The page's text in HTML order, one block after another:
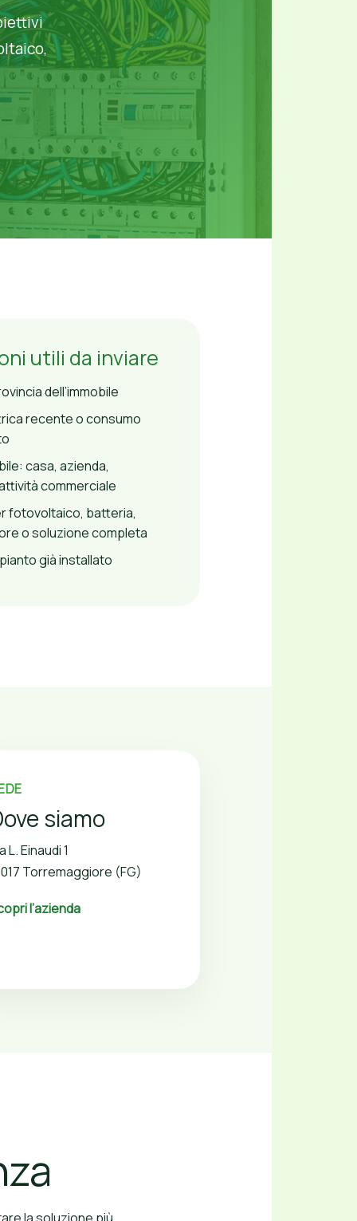
utili da inviare
dell’immobile
recente o consumo
casa, azienda,
commerciale
fotovoltaico, batteria,
o soluzione completa
già installato
siamo
L. Einaudi 1
Torremaggiore (FG)
l’azienda